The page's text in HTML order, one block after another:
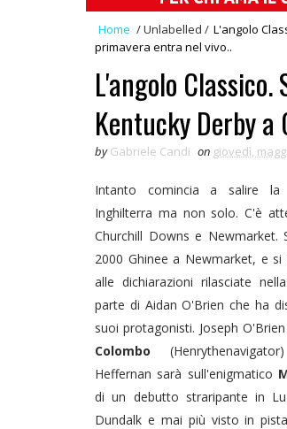
Home /Unlabelled / L'angolo
primavera entra nel vivo..
L'angolo
Kentucky Derby
by Gabriele Candi on giovedì,
Intanto comincia a salire la
Inghilterra ma non solo. C'è
Churchill Downs e Newmarket.
2000 Ghinee a Newmarket, e
alle dichiarazioni rilasciate
parte di Aidan O'Brien che ha
suoi protagonisti. Joseph
Colombo
Heffernan sarà sull'enigmatico
di un debutto straripante in
Dundalk e mai più visto in